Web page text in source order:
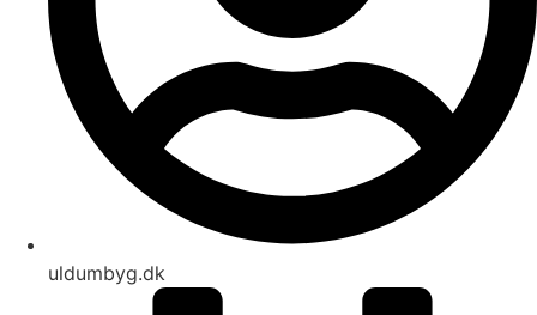
uldumbyg.dk